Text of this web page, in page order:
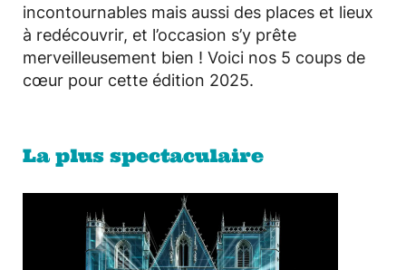
incontournables mais aussi des places et lieux
à redécouvrir, et l’occasion s’y prête
merveilleusement bien ! Voici nos 5 coups de
cœur pour cette édition 2025.
La plus spectaculaire